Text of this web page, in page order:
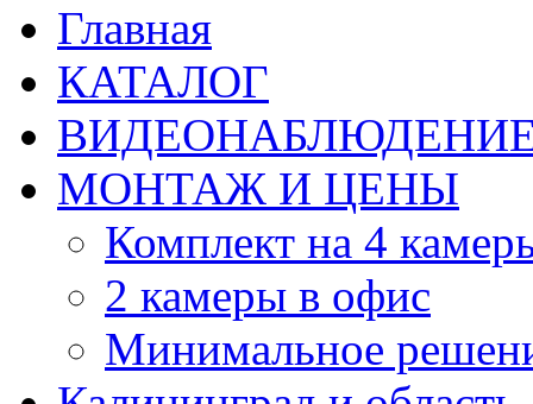
Главная
КАТАЛОГ
МОНТАЖ И ЦЕНЫ
Комплект на 4
2 камеры в офис
Минимальное